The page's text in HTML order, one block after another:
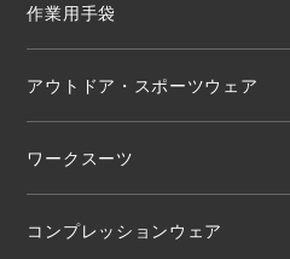
作業用手袋
アウトドア・スポーツウェア
ワークスーツ
コンプレッションウェア